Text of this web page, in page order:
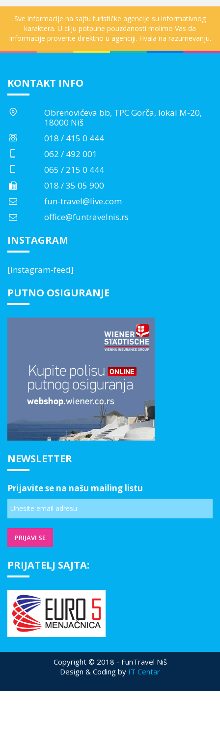
Sve informacije na sajtu turističke agencije su informativnog
karaktera. U cilju potpune pouzdanosti molimo Vas da
informacije proverite direktno u agenciji. Hvala na razumevanju.
KONTAKT INFO
Obrenovićeva bb, TPC Gorča, lokal M-20,
18000 Niš
018 / 415 0 444
062 / 492 001
065 / 215 0 444
018 / 35 05 900
fun-travel@live.com
office@funtravelnis.rs
INSTAGRAM
[instagram-feed]
PUTNO OSIGURANJE
NEWSLETTER
Prijavite se na našu mailing listu
PRIJATELJ SAJTA:
Copyright © 2018 - FunTravel Niš
Design & Coding by IT Centar